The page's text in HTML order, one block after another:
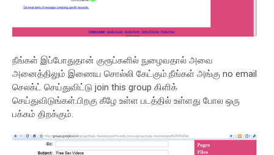
நீங்கள் இப்போதுதான் குரூப்களில் நுழைவதால் அவை
அனைத்திலும் இணைய சொல்லி கேட்கும்.நீங்கள் அங்கு no email
செலக்ட் செய்துவிட்டு join this group கிளிக்
செய்துவிடுங்கள்.பிறகு கீழே உள்ள படத்தில் உள்ளது போல ஒரு
பக்கம் திறக்கும்.